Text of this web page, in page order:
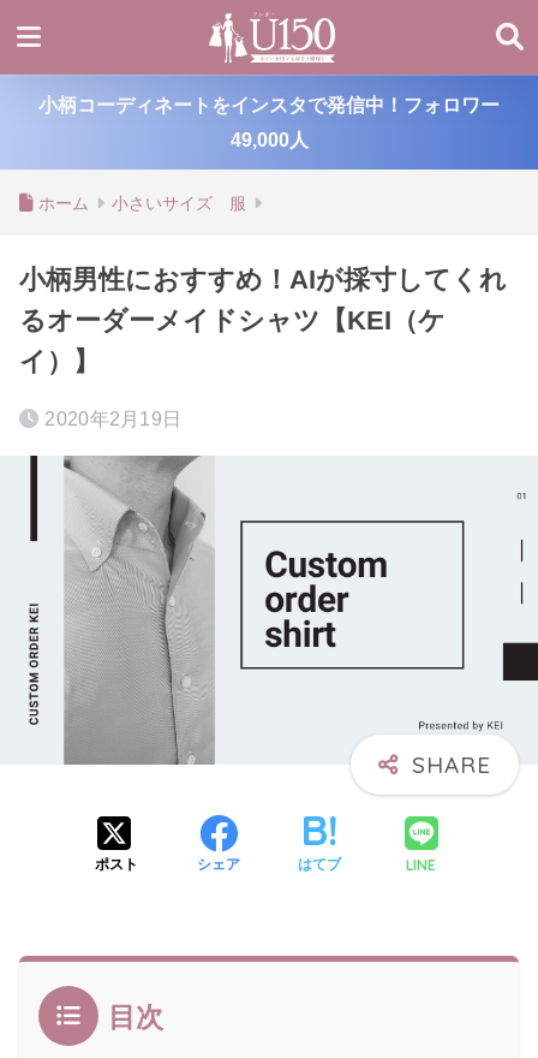
小柄コーディネートをインスタで発信中！フォロワー
49,000人
ホーム 小さいサイズ 服
小柄男性におすすめ！AIが採寸してくれ
るオーダーメイドシャツ【KEI（ケ
イ）】
2020年2月19日
ポスト シェア はてブ LINE
目次